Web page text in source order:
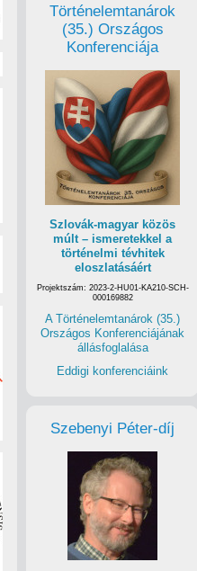
Történelemtanárok
(35.) Országos
Konferenciája
Szlovák-magyar közös
múlt – ismeretekkel a
történelmi tévhitek
eloszlatásáért
Projektszám: 2023-2-HU01-KA210-SCH-
000169882
A Történelemtanárok (35.)
Országos Konferenciájának
állásfoglalása
Eddigi konferenciáink
Szebenyi Péter-díj